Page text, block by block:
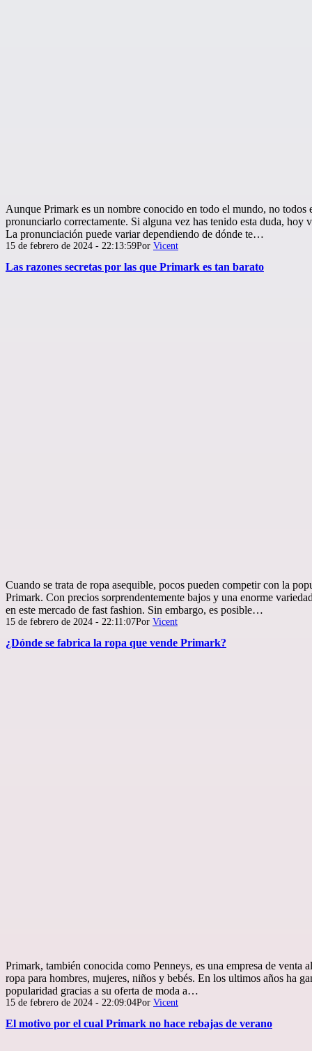
Aunque Primark es un nombre conocido en todo el mundo, no todos
pronunciarlo correctamente. Si alguna vez has tenido esta duda, hoy
La pronunciación puede variar dependiendo de dónde te…
Publicada
15 de febrero de 2024 - 22:13:59Por Vicent
Las razones secretas por las que Primark es tan barato
Cuando se trata de ropa asequible, pocos pueden competir con la
Primark. Con precios sorprendentemente bajos y una enorme
en este mercado de fast fashion. Sin embargo, es posible…
Publicada
15 de febrero de 2024 - 22:11:07Por Vicent
¿Dónde se fabrica la ropa que vende Primark?
Primark, también conocida como Penneys, es una empresa de venta
ropa para hombres, mujeres, niños y bebés. En los ultimos años ha
popularidad gracias a su oferta de moda a…
Publicada
15 de febrero de 2024 - 22:09:04Por Vicent
El motivo por el cual Primark no hace rebajas de verano